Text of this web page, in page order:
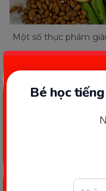
Bé học
Một số thực phẩm
Các loại trái
Củ, rau xanh:
ớt chuông
Giải đáp
Mong rằng với